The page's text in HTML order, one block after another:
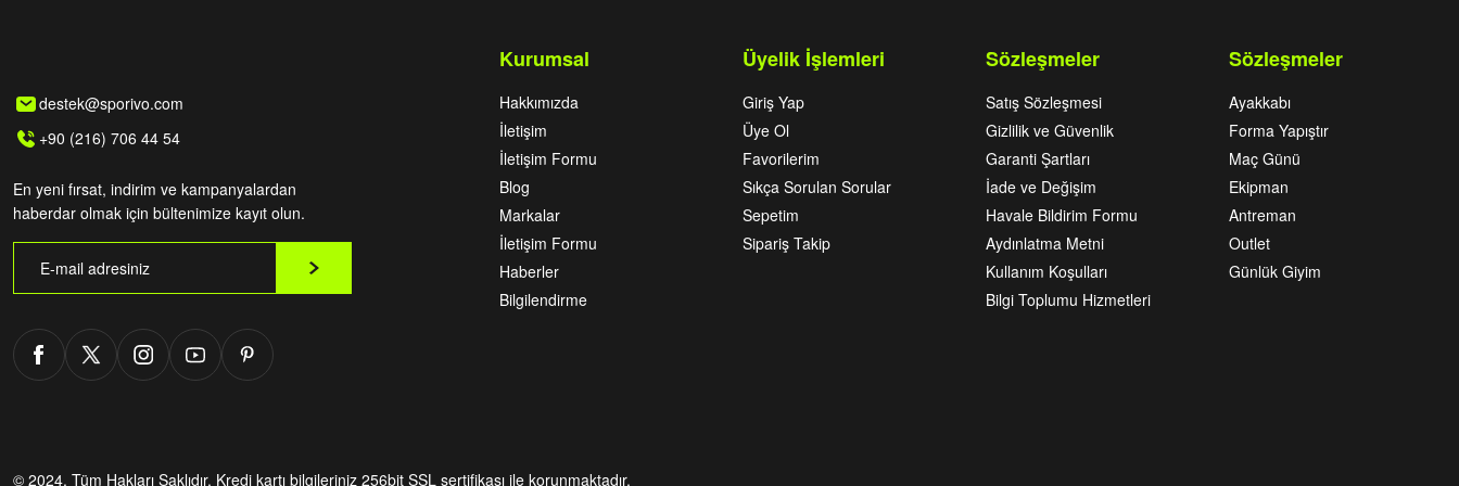
destek@sporivo.com
+90 (216) 706 44 54
En yeni fırsat, indirim ve kampanyalardan
haberdar olmak için bültenimize kayıt olun.
Kurumsal
Hakkımızda
İletişim
İletişim Formu
Blog
Markalar
İletişim Formu
Haberler
Bilgilendirme
Üyelik İşlemleri
Giriş Yap
Üye Ol
Favorilerim
Sıkça Sorulan Sorular
Sepetim
Sipariş Takip
Sözleşmeler
Satış Sözleşmesi
Gizlilik ve Güvenlik
Garanti Şartları
İade ve Değişim
Havale Bildirim Formu
Aydınlatma Metni
Kullanım Koşulları
Bilgi Toplumu Hizmetleri
Sözleşmeler
Ayakkabı
Forma Yapıştır
Maç Günü
Ekipman
Antreman
Outlet
Günlük Giyim
© 2024. Tüm Hakları Saklıdır. Kredi kartı bilgileriniz 256bit SSL sertifikası ile korunmaktadır.